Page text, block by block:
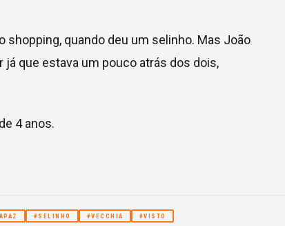
shopping, quando deu um selinho. Mas João
já que estava um pouco atrás dos dois,
4 anos.
#SELINHO #VECCHIA #VISTO